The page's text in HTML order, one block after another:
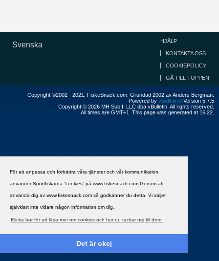
För att anpassa och förbättra våra tjänster och vår kommunikation
använder Sportfiskarna ”cookies” på www.fiskesnack.com.Genom att
använda dig av www.fiskesnack.com så godkänner du detta. Vi säljer
självklart inte vidare någon information om dig.
Klicka här för att läsa mer om cookies och hur du tackar nej till dem.
Det är okej
Svenska HJÄLP
KONTAKTA OSS
COOKIEPOLICY
GÅ TILL TOPPEN
Copyright ©2002 - 2021, FiskeSnack.com. Grundad 2002 av Anders Bergman.
Powered by vBulletin® Version 5.7.5
Copyright © 2026 MH Sub I, LLC dba vBulletin. All rights reserved.
All times are GMT+1. This page was generated at 16:22.